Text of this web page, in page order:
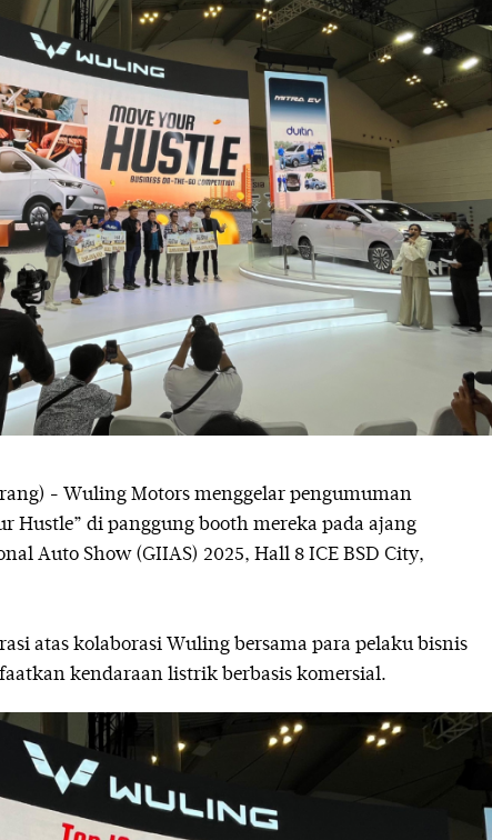
- Wuling Motors menggelar pengumuman
Hustle” di panggung booth mereka pada ajang
Auto Show (GIIAS) 2025, Hall 8 ICE BSD City,
atas kolaborasi Wuling bersama para pelaku bisnis
kendaraan listrik berbasis komersial.